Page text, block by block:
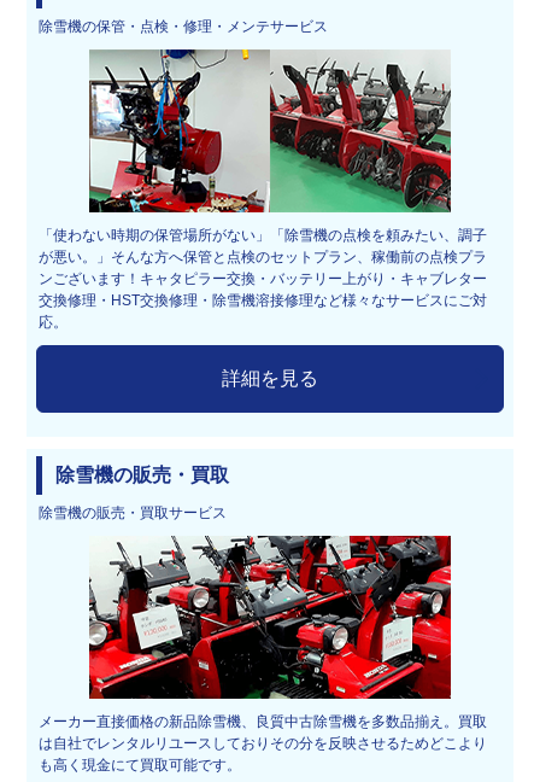
除雪機の保管・点検・修理・メンテサービス
「使わない時期の保管場所がない」「除雪機の点検を頼みたい、調子
が悪い。」そんな方へ保管と点検のセットプラン、稼働前の点検プラ
ンございます！キャタピラー交換・バッテリー上がり・キャブレター
交換修理・HST交換修理・除雪機溶接修理など様々なサービスにご対
応。
詳細を見る
除雪機の販売・買取
除雪機の販売・買取サービス
メーカー直接価格の新品除雪機、良質中古除雪機を多数品揃え。買取
は自社でレンタルリユースしておりその分を反映させるためどこより
も高く現金にて買取可能です。